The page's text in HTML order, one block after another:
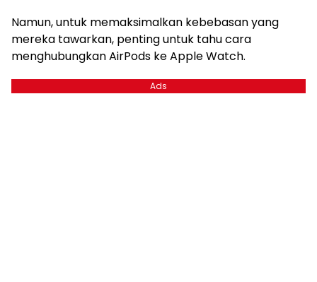
Namun, untuk memaksimalkan kebebasan yang
mereka tawarkan, penting untuk tahu cara
menghubungkan AirPods ke Apple Watch.
Ads